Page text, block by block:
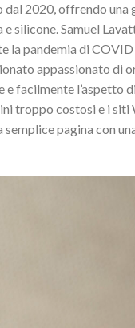
2020, offrendo
silicone. Samuel
la pandemia di
appassionato di
facilmente l’aspetto
troppo costosi e i
pagina con